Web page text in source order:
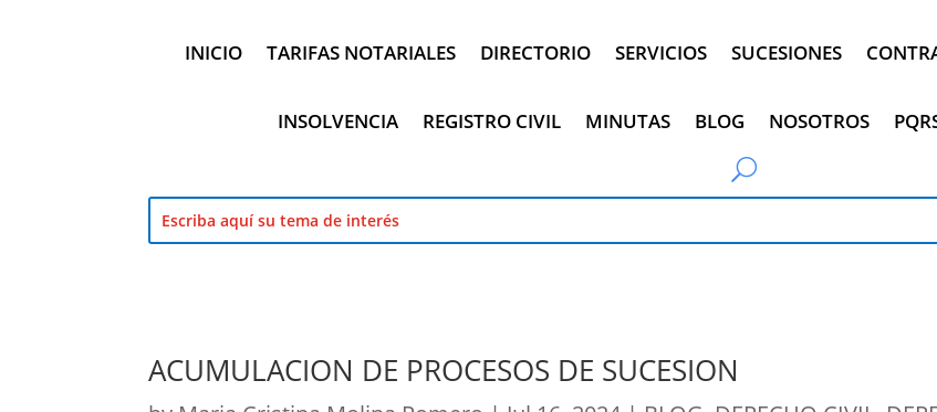
INICIO TARIFAS NOTARIALES DIRECTORIO SERVICIOS SUCESIONES
INSOLVENCIA REGISTRO CIVIL MINUTAS BLOG NOSOTROS
ACUMULACION DE PROCESOS DE SUCESION